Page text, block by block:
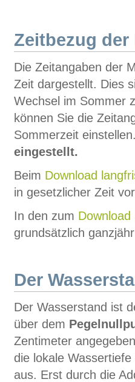
Zeitbezug der
Die Zeitangaben der
Zeit dargestellt. Dies
Wechsel im Sommer
können Sie die
Sommerzeit
eingestellt.
Beim Download
in gesetzlicher Zeit
In den zum Download
grundsätzlich
Der
Der Wasserstand ist
über dem
Zentimeter
die lokale
aus. Erst durch die